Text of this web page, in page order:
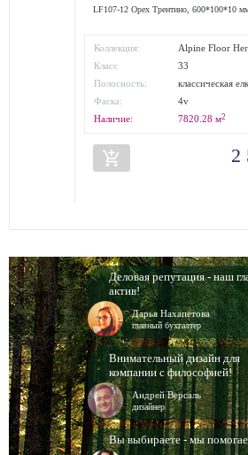
LF107-12 Орех Трентино, 600*100*10
Коллекция:
Alpine Floor
Класс
износостойкости:
33
Полосность:
классическая
Фаска:
4v
Наличие:
7820.28 м2
add_shopping_cart 2
Деловая репутация - наш
актив!
Дарья Нахапетова
главный бухгалтер
Внимательный дизайн для
компании с философией!
Андрей Версаль
дизайнер
Вы выбираете - мы